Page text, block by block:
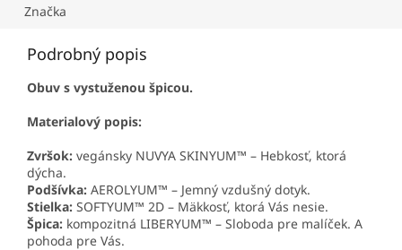
Značka
Podrobný popis
Obuv s vystuženou špicou.
Materialový popis:
Zvršok: vegánsky NUVYA SKINYUM™ – Hebkosť, ktorá
dýcha.
Podšívka: AEROLYUM™ – Jemný vzdušný dotyk.
Stielka: SOFTYUM™ 2D – Mäkkosť, ktorá Vás nesie.
Špica: kompozitná LIBERYUM™ – Sloboda pre malíček. A
pohoda pre Vás.